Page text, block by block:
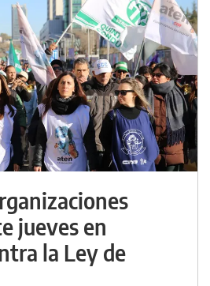
jueves en
la Ley de